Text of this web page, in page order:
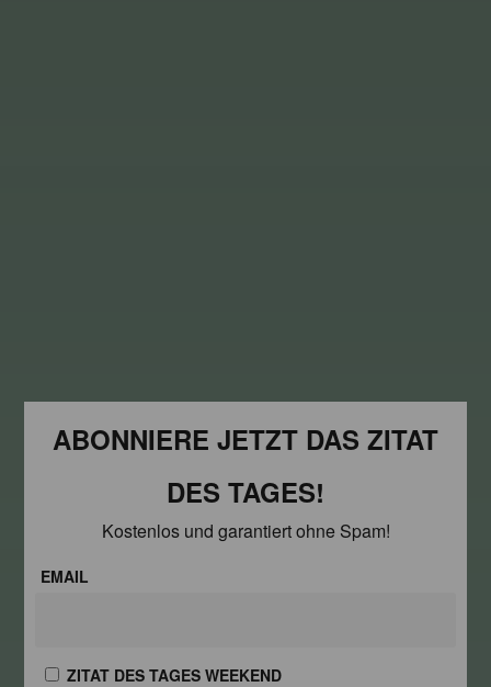
ABONNIERE JETZT DAS ZITAT
DES TAGES!
Kostenlos und garantiert ohne Spam!
EMAIL
ZITAT DES TAGES WEEKEND